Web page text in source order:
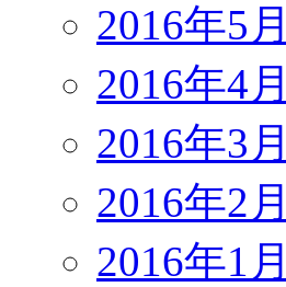
2016年5
2016年4
2016年3
2016年2
2016年1